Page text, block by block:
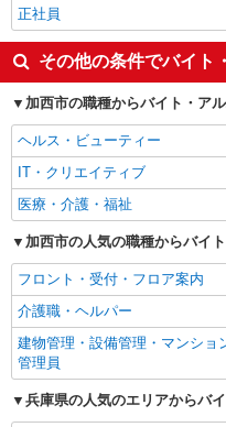
正社員
その他の条件でバイト
加西市の職種からバイト・ア
ヘルス・ビューティー
IT・クリエイティブ
医療・介護・福祉
加西市の人気の職種からバイ
フロント・受付・フロア案内
介護職・ヘルパー
建物管理・設備管理・マンショ
管理員
兵庫県の人気のエリアからバ